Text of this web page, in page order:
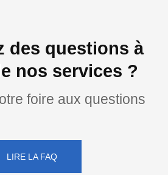
des questions à
nos services ?
foire aux questions
LIRE LA FAQ